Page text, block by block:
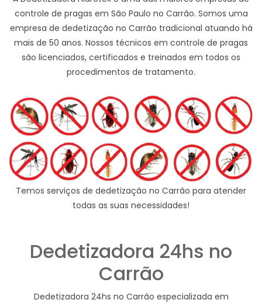
controle de pragas em São Paulo no Carrão. Somos uma
empresa de dedetização no Carrão tradicional atuando há
mais de 50 anos. Nossos técnicos em controle de pragas
são licenciados, certificados e treinados em todos os
procedimentos de tratamento.
Temos serviços de dedetização no Carrão para atender
todas as suas necessidades!
Dedetizadora 24hs no
Carrão
Dedetizadora 24hs no Carrão especializada em